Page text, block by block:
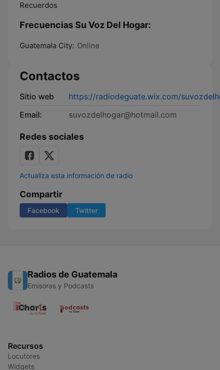
Recuerdos
Frecuencias Su Voz Del Hogar:
Guatemala City: Online
Contactos
Sitio web
https://radiodeguate.wix.com/
Email:
suvozdelhogar@hotmail.com
Redes sociales
Actualiza esta información de radio
Compartir
Facebook Twitter
Radios de Guatemala
Emisoras y Podcasts
Recursos
Locutores
Widgets